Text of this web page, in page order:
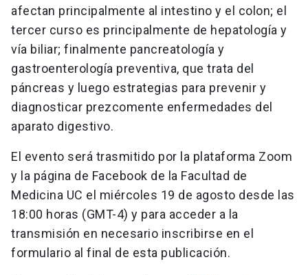
afectan principalmente al intestino y el colon; el
tercer curso es principalmente de hepatología y
vía biliar; finalmente pancreatología y
gastroenterología preventiva, que trata del
páncreas y luego estrategias para prevenir y
diagnosticar prezcomente enfermedades del
aparato digestivo.
El evento será trasmitido por la plataforma Zoom
y la página de Facebook de la Facultad de
Medicina UC el miércoles 19 de agosto desde las
18:00 horas (GMT-4) y para acceder a la
transmisión en necesario inscribirse en el
formulario al final de esta publicación.